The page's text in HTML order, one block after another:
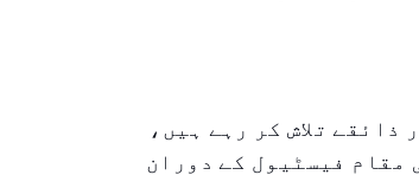
تلاش کر رہے ہیں،
مقام فیسٹیول کے دوران